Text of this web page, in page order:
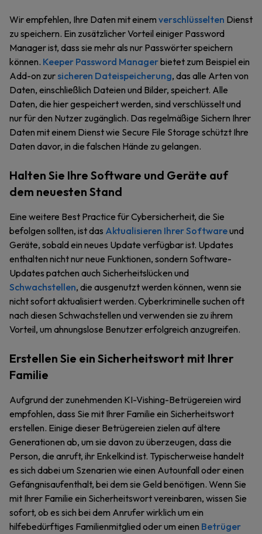
Wir empfehlen, Ihre Daten mit einem verschlüsselten Dienst
zu speichern. Ein zusätzlicher Vorteil einiger Password
Manager ist, dass sie mehr als nur Passwörter speichern
können. Keeper Password Managerbietet zum Beispiel ein
Add-on zur sicheren Dateispeicherung, das alle Arten von
Daten, einschließlich Dateien und Bilder, speichert. Alle
Daten, die hier gespeichert werden, sind verschlüsselt und
nur für den Nutzer zugänglich. Das regelmäßige Sichern Ihrer
Daten mit einem Dienst wie Secure File Storage schützt Ihre
Daten davor, in die falschen Hände zu gelangen.
Halten Sie Ihre Software und Geräte auf
dem neuesten Stand
Eine weitere Best Practice für Cybersicherheit, die Sie
befolgen sollten, ist das Aktualisieren Ihrer Softwareund
Geräte, sobald ein neues Update verfügbar ist. Updates
enthalten nicht nur neue Funktionen, sondern Software-
Updates patchen auch Sicherheitslücken und
Schwachstellen, die ausgenutzt werden können, wenn sie
nicht sofort aktualisiert werden. Cyberkriminelle suchen oft
nach diesen Schwachstellen und verwenden sie zu ihrem
Vorteil, um ahnungslose Benutzer erfolgreich anzugreifen.
Erstellen Sie ein Sicherheitswort mit Ihrer
Familie
Aufgrund der zunehmenden KI-Vishing-Betrügereien wird
empfohlen, dass Sie mit Ihrer Familie ein Sicherheitswort
erstellen. Einige dieser Betrügereien zielen auf ältere
Generationen ab, um sie davon zu überzeugen, dass die
Person, die anruft, ihr Enkelkind ist. Typischerweise handelt
es sich dabei um Szenarien wie einen Autounfall oder einen
Gefängnisaufenthalt, bei dem sie Geld benötigen. Wenn Sie
mit Ihrer Familie ein Sicherheitswort vereinbaren, wissen Sie
sofort, ob es sich bei dem Anrufer wirklich um ein
hilfebedürftiges Familienmitglied oder um einen Betrüger